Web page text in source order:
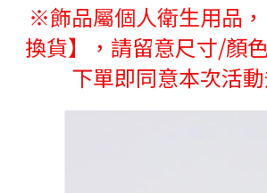
※飾品屬個人衛生用品，
換貨】，請留意尺寸/顏
下單即同意本次活